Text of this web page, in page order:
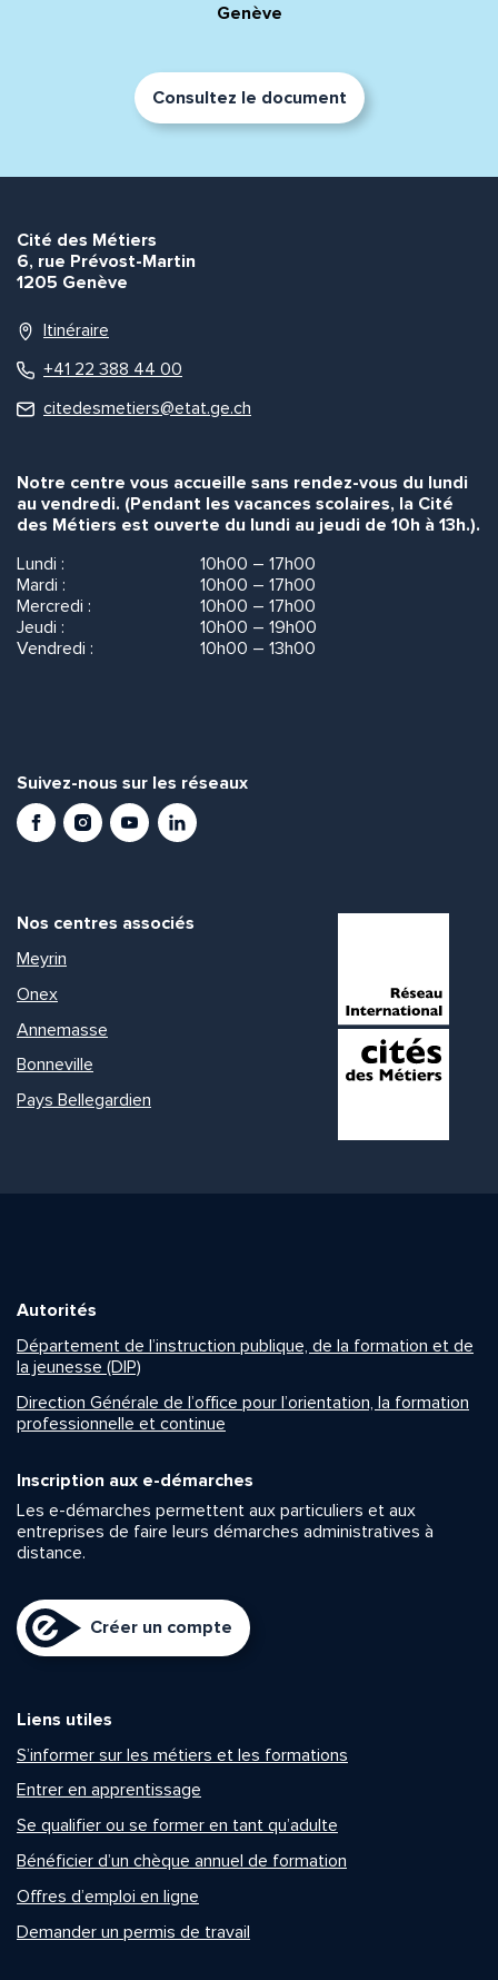
Genève
Consultez le document
Cité des Métiers
6, rue Prévost-Martin
1205 Genève
Itinéraire
+41 22 388 44 00
citedesmetiers@etat.ge.ch
Notre centre vous accueille sans rendez-vous du lundi
au vendredi. (Pendant les vacances scolaires, la Cité
des Métiers est ouverte du lundi au jeudi de 10h à 13h.).
Lundi :
10h00 – 17h00
Mardi :
10h00 – 17h00
Mercredi :
10h00 – 17h00
Jeudi :
10h00 – 19h00
Vendredi :
10h00 – 13h00
Suivez-nous sur les réseaux
FacebookInstagramYoutubeLinkedIn
Nos centres associés
Meyrin
Onex
Annemasse
Bonneville
Pays Bellegardien
Autorités
Département de l’instruction publique, de la formation et de
la jeunesse (DIP)
Direction Générale de l’office pour l’orientation, la formation
professionnelle et continue
Inscription aux e-démarches
Les e-démarches permettent aux particuliers et aux
entreprises de faire leurs démarches administratives à
distance.
Créer un compte
Liens utiles
S’informer sur les métiers et les formations
Entrer en apprentissage
Se qualifier ou se former en tant qu’adulte
Bénéficier d’un chèque annuel de formation
Offres d’emploi en ligne
Demander un permis de travail